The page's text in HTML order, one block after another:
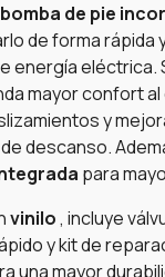
bomba de pie
de forma rápida
energía eléctrica.
mayor confort al
y
descanso.
para
vinilo, incluye
y kit de
una mayor